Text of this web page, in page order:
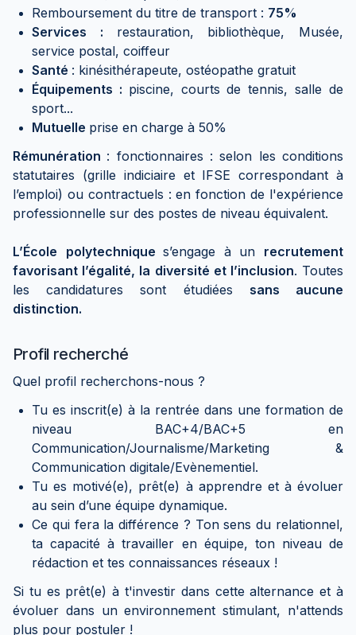
Remboursement du titre de transport : 75%
Services : restauration, bibliothèque, Musée,
service postal, coiffeur
Santé : kinésithérapeute, ostéopathe gratuit
Équipements : piscine, courts de tennis, salle de
sport...
Mutuelle prise en charge à 50%
Rémunération : fonctionnaires : selon les conditions
statutaires (grille indiciaire et IFSE correspondant à
l’emploi) ou contractuels : en fonction de l'expérience
professionnelle sur des postes de niveau équivalent.
L’École polytechniques’engage à un recrutement
favorisant l’égalité, la diversité et l’inclusion. Toutes
les candidatures sont étudiées sans aucune
distinction.
Profil recherché
Quel profil recherchons-nous ?
Tu es inscrit(e) à la rentrée dans une formation de
niveau BAC+4/BAC+5 en
Communication/Journalisme/Marketing &
Communication digitale/Evènementiel.
Tu es motivé(e), prêt(e) à apprendre et à évoluer
au sein d’une équipe dynamique.
Ce qui fera la différence ? Ton sens du relationnel,
ta capacité à travailler en équipe, ton niveau de
rédaction et tes connaissances réseaux !
Si tu es prêt(e) à t'investir dans cette alternance et à
évoluer dans un environnement stimulant, n'attends
plus pour postuler !